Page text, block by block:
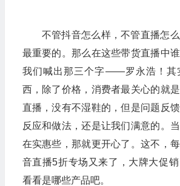
不管抖音怎么样，不管直播怎
最重要的。那么在这些带货直播中
我们喊出那三个字——罗永浩！其
西，除了价格，消费者最关心的就
直播，没有不湿鞋的，但是问题反
反应和做法，还是让我们满意的。
在实惠些，那就更开心了。这不，
音直播5折专场又来了，大牌大促
看看是哪些产品吧。